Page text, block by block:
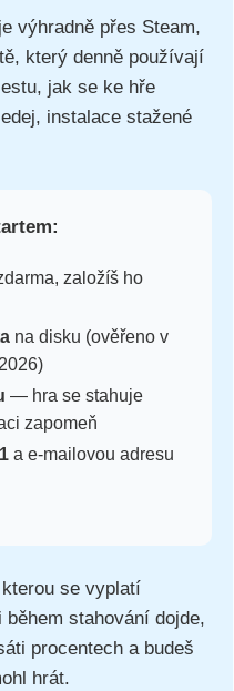
výhradně přes Steam,
který denně používají
jak se ke hře
instalace stažené
založíš ho
na disku (ověřeno v
— hra se stahuje
zapomeň
a e-mailovou adresu
se vyplatí
stahování dojde,
procentech a budeš
hrát.